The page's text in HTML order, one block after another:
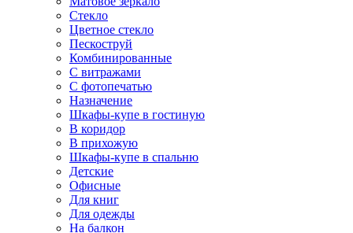
Стекло
Цветное стекло
Пескоструй
Комбинированные
С витражами
С фотопечатью
Назначение
Шкафы-купе в гостиную
В коридор
В прихожую
Шкафы-купе в спальню
Детские
Офисные
Для книг
Для одежды
На балкон